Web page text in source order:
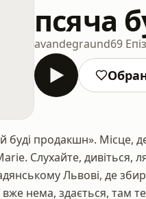
псяча
avandegraund69
буді продакшн». Місце,
Слухайте, дивіться,
Львові, де
вже нема, здається, там